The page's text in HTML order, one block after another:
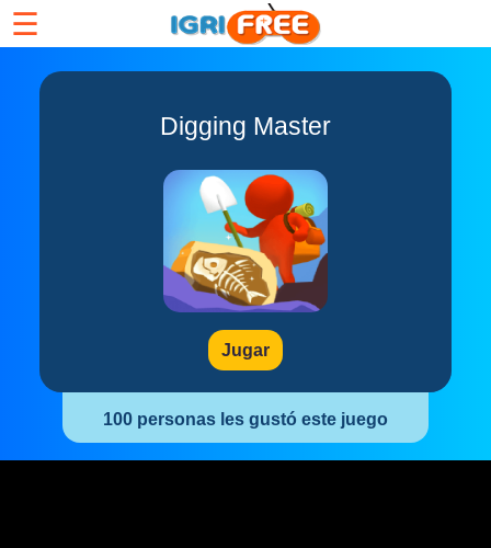
☰
Digging Master
Jugar
100 personas les gustó este juego